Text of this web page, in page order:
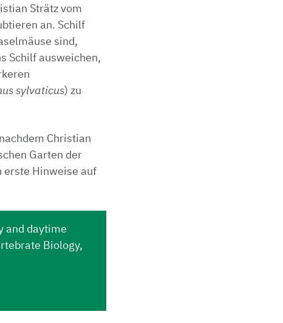
Strätz vom
an. Schilf
sind,
Schilf ausweichen,
sylvaticus) zu
Christian
Garten der
Hinweise auf
and daytime
Biology,